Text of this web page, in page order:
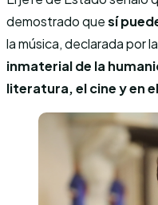
demostrado quesí
la música, declarada por
inmaterial de la
literatura, el cine y en